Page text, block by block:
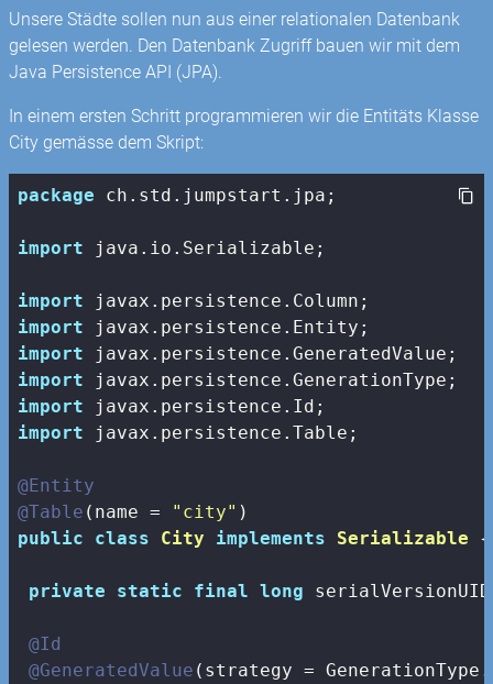
Unsere Städte sollen nun aus einer relationalen Datenbank
gelesen werden. Den Datenbank Zugriff bauen wir mit dem
Java Persistence API (JPA).
In einem ersten Schritt programmieren wir die Entitäts Klasse
City gemässe dem Skript:
package ch.std.jumpstart.jpa;
import java.io.Serializable;
import
import
import
import
import
import javax.persistence.Table;
@Entity
@Table (name = "city"
public
class City implements Serializable {
private static final long
@Id
@GeneratedValue (strategy =